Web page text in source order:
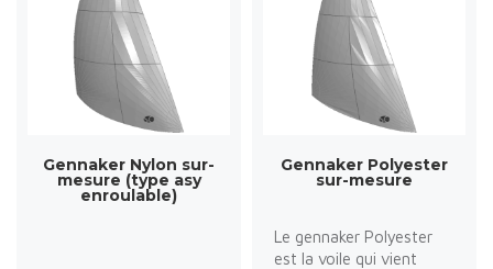
Gennaker Nylon sur-
mesure (type asy
enroulable)
Gennaker Polyester
sur-mesure
Le gennaker Polyester
est la voile qui vient